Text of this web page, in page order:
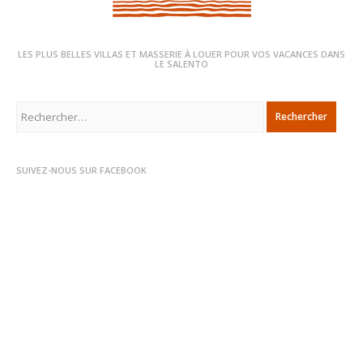
LES PLUS BELLES VILLAS ET MASSERIE À LOUER POUR VOS VACANCES DANS
LE SALENTO
SUIVEZ-NOUS SUR FACEBOOK